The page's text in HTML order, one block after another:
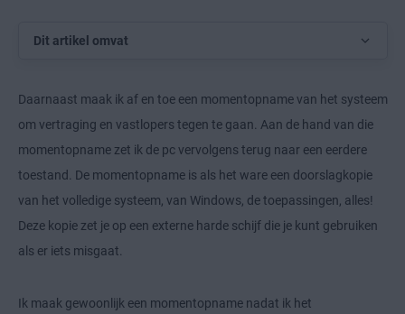
Dit artikel omvat
Daarnaast maak ik af en toe een momentopname van het systeem
om vertraging en vastlopers tegen te gaan. Aan de hand van die
momentopname zet ik de pc vervolgens terug naar een eerdere
toestand. De momentopname is als het ware een doorslagkopie
van het volledige systeem, van Windows, de toepassingen, alles!
Deze kopie zet je op een externe harde schijf die je kunt gebruiken
als er iets misgaat.
Ik maak gewoonlijk een momentopname nadat ik het